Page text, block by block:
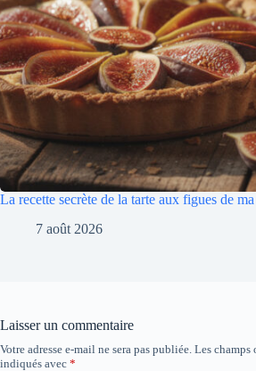
La recette secrète de la tarte aux figues de
7 août 2026
Laisser un commentaire
Votre adresse e-mail ne sera pas publiée. Les champs
indiqués avec *